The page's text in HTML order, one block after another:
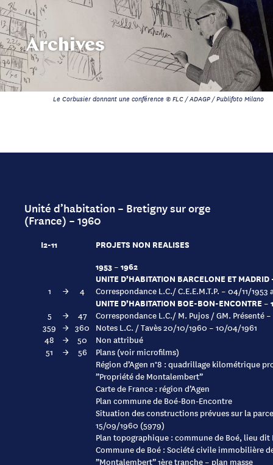
Archives
Le Corbusier donnant une conférence © FLC / ADAGP / Publifoto Milano
Unité d’habitation – Bretigny sur orge
(France) – 1960
I2-11
PROJETS NON REALISES
1953 – 1962
UNITE D’HABITATION BARCELONE ET
1 → 4 Correspondance L.C./ C.E.E.M.T.P. – 04/11/1953
UNITE D’HABITATION BOE-BON-ENCONTRE –
5 → 47
Correspondance L.C./ M. Pujos / GM. Présenté
359 → 360 Notes L.C. / Tavès 20/10/1960 – 10/04/1961
48
→ 50
Non attribué
51
→ 56
Plans (voir microfilms)
Région d’Agen n°8 : quadrillage kilométrique
”Propriété de Montalembert”
Carte de France : région d’Agen
Plan commune de Boé-Bon-Encontre
Situation des constructions prévues sur la
15/09/1960 (5979)
Plan topographique : commune de Boé, lieu
Commune de Boé : Société civile immobilière
”Montalembert” 1ère tranche – plan masse